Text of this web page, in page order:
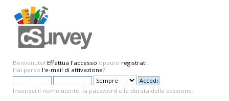
Benvenuto! Effettua l'accesso oppure registrati.
Hai perso l'e-mail di attivazione?
Inserisci il nome utente, la password e la durata della sessione.